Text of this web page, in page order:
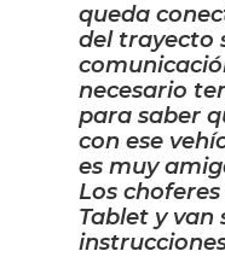
queda
del trayecto
necesario
para saber
con ese
es muy
Los
Tablet y van